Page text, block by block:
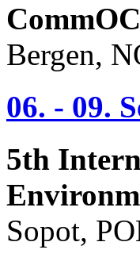
Bergen,
06. - 09.
5th
Sopot,